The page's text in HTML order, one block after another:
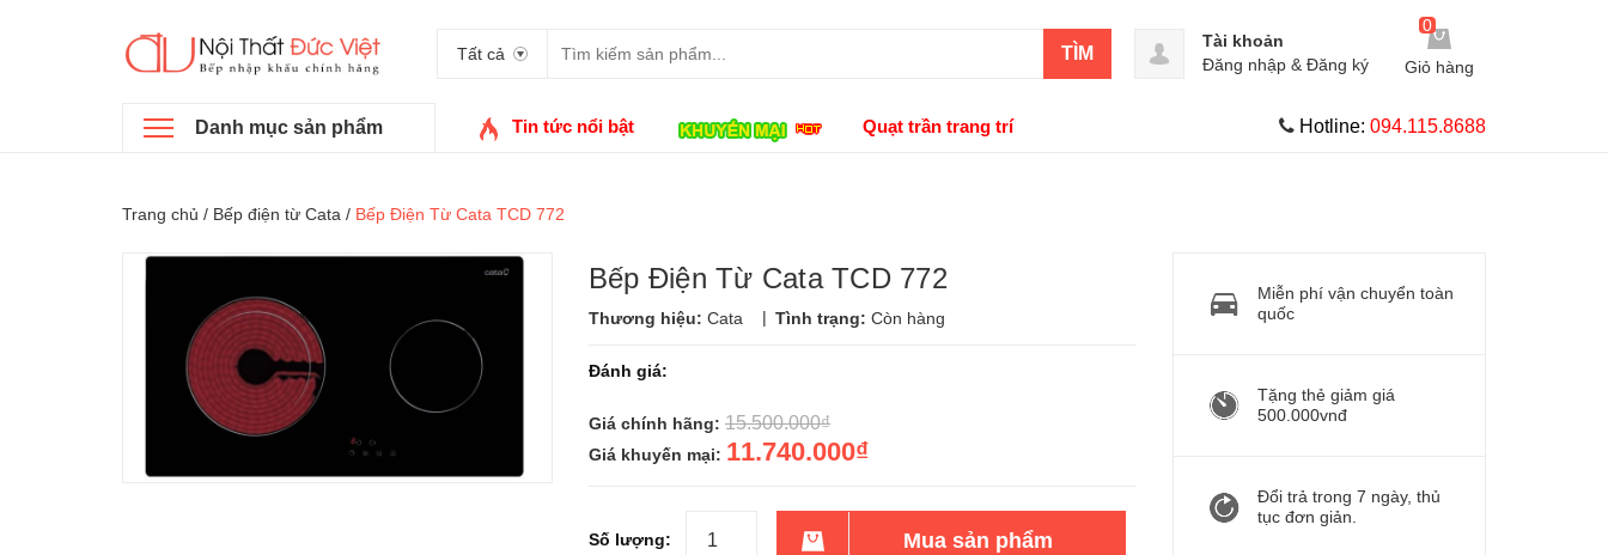
Tất cả TÌM
0
Giỏ hàng
Tài khoản
Đăng nhập & Đăng ký
Danh mục sản phẩm Tin tức nổi bật Quạt trần trang trí Hotline: 094.115.8688
Trang chủ / Bếp điện từ Cata / Bếp Điện Từ Cata TCD 772
Bếp Điện Từ Cata TCD 772
Thương hiệu: Cata | Tình trạng: Còn hàng
Đánh giá:
Giá chính hãng: 15.500.000₫
Giá khuyến mại: 11.740.000₫
Số lượng: Mua sản phẩm
Miễn phí vận chuyển toàn
quốc
Tặng thẻ giảm giá
500.000vnđ
Đổi trả trong 7 ngày, thủ
tục đơn giản.